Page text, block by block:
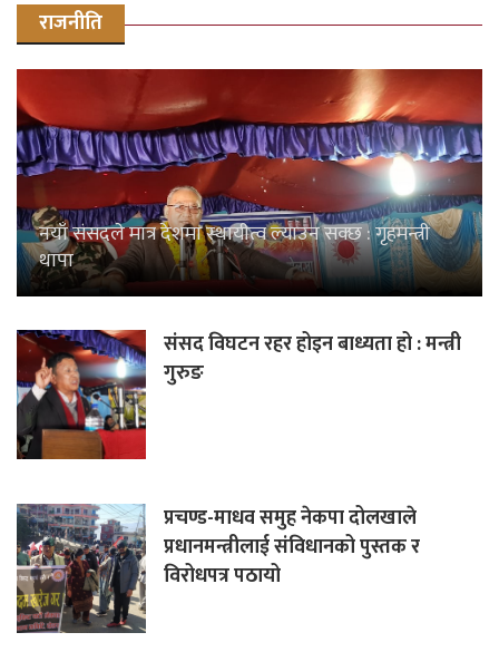
राजनीति
नयाँ संसदले मात्र देशमा स्थायीत्व ल्याउन सक्छ : गृहमन्त्री
थापा
संसद विघटन रहर होइन बाध्यता हो : मन्त्री
गुरुङ
प्रचण्ड-माधव समुह नेकपा दोलखाले
प्रधानमन्त्रीलाई संविधानको पुस्तक र
विरोधपत्र पठायो